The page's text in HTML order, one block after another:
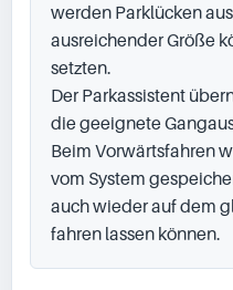
werden Parklücken
ausreichender Größe
setzten.
Der Parkassistent
die geeignete
Beim Vorwärtsfahren
vom System
auch wieder auf dem
fahren lassen können.